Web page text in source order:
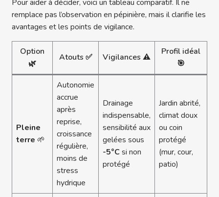
Pour aider à décider, voici un tableau comparatif. Il ne
remplace pas l’observation en pépinière, mais il clarifie les
avantages et les points de vigilance.
Option
🌿
Atouts ✅ Vigilances ⚠️
Profil idéal
🎯
Pleine
terre 🌱
Autonomie
accrue
après
reprise,
croissance
régulière,
moins de
stress
hydrique
Drainage
indispensable,
sensibilité aux
gelées sous
-5°Csi non
protégé
Jardin abrité,
climat doux
ou coin
protégé
(mur, cour,
patio)